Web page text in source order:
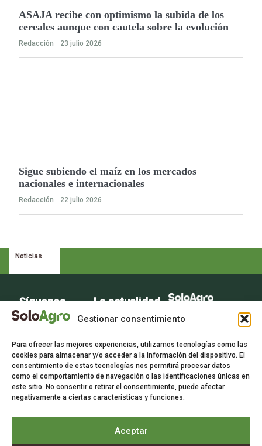
Gestionar consentimiento
Para ofrecer las mejores experiencias, utilizamos tecnologías como las
cookies para almacenar y/o acceder a la información del dispositivo. El
consentimiento de estas tecnologías nos permitirá procesar datos
como el comportamiento de navegación o las identificaciones únicas en
este sitio. No consentir o retirar el consentimiento, puede afectar
negativamente a ciertas características y funciones.
Aceptar
ASAJA recibe con optimismo la subida de los
cereales aunque con cautela sobre la evolución
Redacción 23 julio 2026
Sigue subiendo el maíz en los mercados
nacionales e internacionales
Redacción 22 julio 2026
Noticias
La voz del sector
La actualidad
del campo en
entrada.
Suscríbete
gratis a
newsletter.
Suscríbete
Síguenos